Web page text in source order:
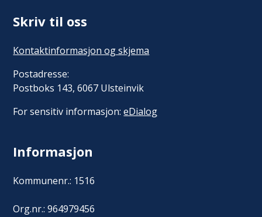
Skriv til oss
Kontaktinformasjon og skjema
Postadresse:
Postboks 143, 6067 Ulsteinvik
For sensitiv informasjon:eDialog
Informasjon
Kommunenr.: 1516
Org.nr.: 964979456